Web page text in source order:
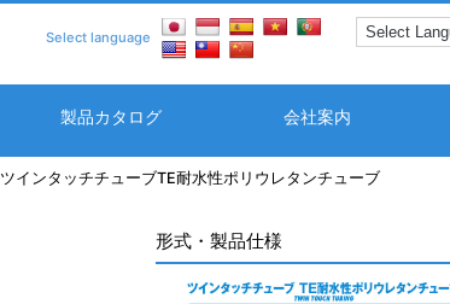
Select language
製品カタログ 会社案内
ツインタッチチューブTE耐水性ポリウレタンチューブ
形式・製品仕様